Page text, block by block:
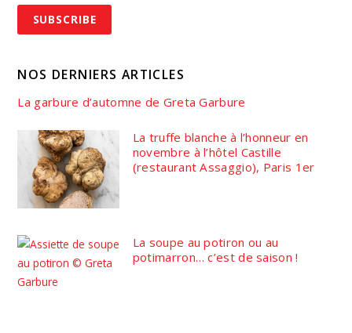
NOS DERNIERS ARTICLES
La garbure d’automne de Greta Garbure
La truffe blanche à l’honneur en
novembre à l’hôtel Castille
(restaurant Assaggio), Paris 1er
La soupe au potiron ou au
potimarron… c’est de saison !